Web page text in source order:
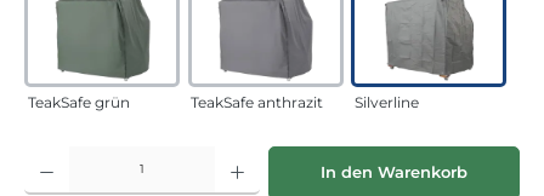
TeakSafe grün TeakSafe anthrazit Silverline
Produkt Anzahl: Gib den gewünschten Wert ein oder benutze die
In den Warenkorb